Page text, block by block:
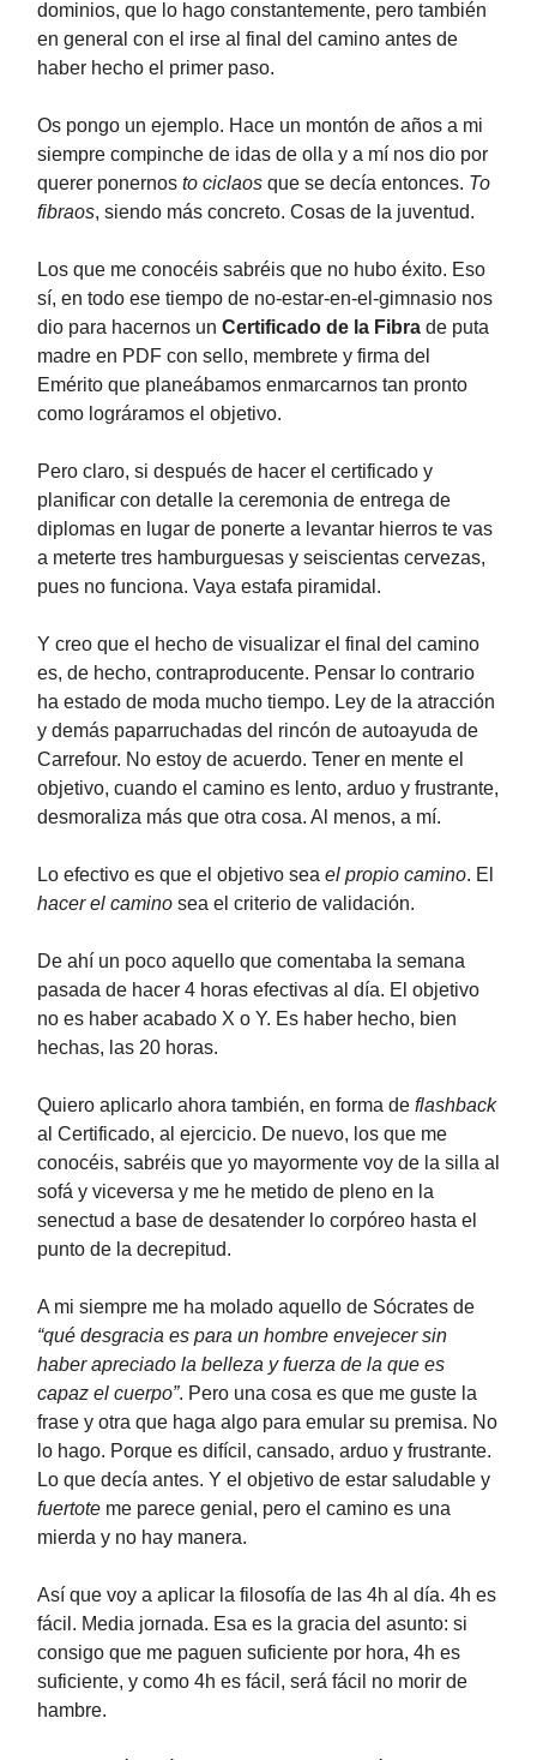
dominios, que lo hago constantemente, pero también
en general con el irse al final del camino antes de
haber hecho el primer paso.
Os pongo un ejemplo. Hace un montón de años a mi
siempre compinche de idas de olla y a mí nos dio por
querer ponernos to ciclaos que se decía entonces. To
fibraos, siendo más concreto. Cosas de la juventud.
Los que me conocéis sabréis que no hubo éxito. Eso
sí, en todo ese tiempo de no-estar-en-el-gimnasio nos
dio para hacernos un Certificado de la Fibra de puta
madre en PDF con sello, membrete y firma del
Emérito que planeábamos enmarcarnos tan pronto
como lográramos el objetivo.
Pero claro, si después de hacer el certificado y
planificar con detalle la ceremonia de entrega de
diplomas en lugar de ponerte a levantar hierros te vas
a meterte tres hamburguesas y seiscientas cervezas,
pues no funciona. Vaya estafa piramidal.
Y creo que el hecho de visualizar el final del camino
es, de hecho, contraproducente. Pensar lo contrario
ha estado de moda mucho tiempo. Ley de la atracción
y demás paparruchadas del rincón de autoayuda de
Carrefour. No estoy de acuerdo. Tener en mente el
objetivo, cuando el camino es lento, arduo y frustrante,
desmoraliza más que otra cosa. Al menos, a mí.
Lo efectivo es que el objetivo sea el propio camino. El
hacer el camino sea el criterio de validación.
De ahí un poco aquello que comentaba la semana
pasada de hacer 4 horas efectivas al día. El objetivo
no es haber acabado X o Y. Es haber hecho, bien
hechas, las 20 horas.
Quiero aplicarlo ahora también, en forma de flashback
al Certificado, al ejercicio. De nuevo, los que me
conocéis, sabréis que yo mayormente voy de la silla al
sofá y viceversa y me he metido de pleno en la
senectud a base de desatender lo corpóreo hasta el
punto de la decrepitud.
A mi siempre me ha molado aquello de Sócrates de
“qué desgracia es para un hombre envejecer sin
haber apreciado la belleza y fuerza de la que es
capaz el cuerpo”. Pero una cosa es que me guste la
frase y otra que haga algo para emular su premisa. No
lo hago. Porque es difícil, cansado, arduo y frustrante.
Lo que decía antes. Y el objetivo de estar saludable y
fuertote me parece genial, pero el camino es una
mierda y no hay manera.
Así que voy a aplicar la filosofía de las 4h al día. 4h es
fácil. Media jornada. Esa es la gracia del asunto: si
consigo que me paguen suficiente por hora, 4h es
suficiente, y como 4h es fácil, será fácil no morir de
hambre.